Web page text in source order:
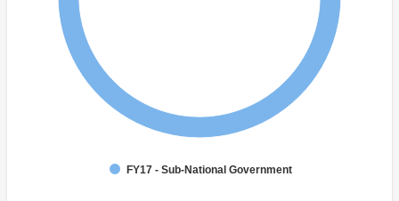
FY17 - Sub-National Government